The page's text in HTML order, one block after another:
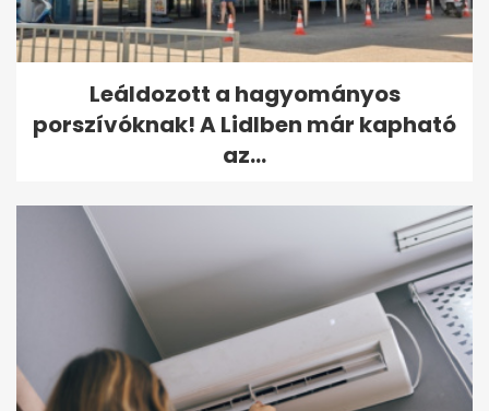
Leáldozott a hagyományos
porszívóknak! A Lidlben már kapható
az...